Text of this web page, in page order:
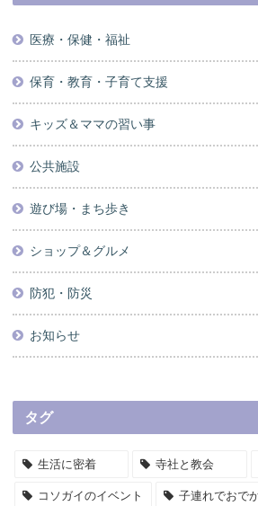
医療・保健・福祉
保育・教育・子育て支援
キッズ＆ママの習い事
公共施設
遊び場・まち歩き
ショップ＆グルメ
防犯・防災
お知らせ
タグ
子連れでおで
生活に密着
コソガイのイベント
寺社と教会